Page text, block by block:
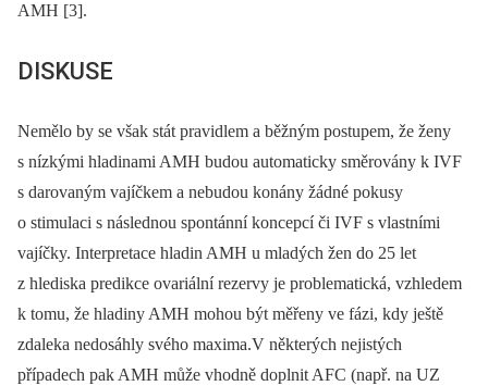
AMH [3].
DISKUSE
Nemělo by se však stát pravidlem a běžným postupem, že ženy
s nízkými hladinami AMH budou automaticky směrovány k IVF
s darovaným vajíčkem a nebudou konány žádné pokusy
o stimulaci s následnou spontánní koncepcí či IVF s vlastními
vajíčky. Interpretace hladin AMH u mladých žen do 25 let
z hlediska predikce ovariální rezervy je problematická, vzhledem
k tomu, že hladiny AMH mohou být měřeny ve fázi, kdy ještě
zdaleka nedosáhly svého maxima.V některých nejistých
případech pak AMH může vhodně doplnit AFC (např. na UZ